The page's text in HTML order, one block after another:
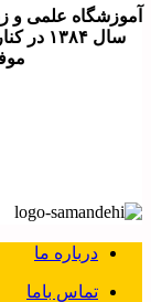
آموزشگاه علمی و
سال
درباره ما
تماس باما